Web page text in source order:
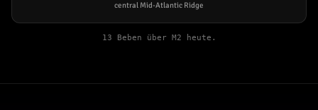
central Mid-Atlantic Ridge
13 Beben über M2 heute.